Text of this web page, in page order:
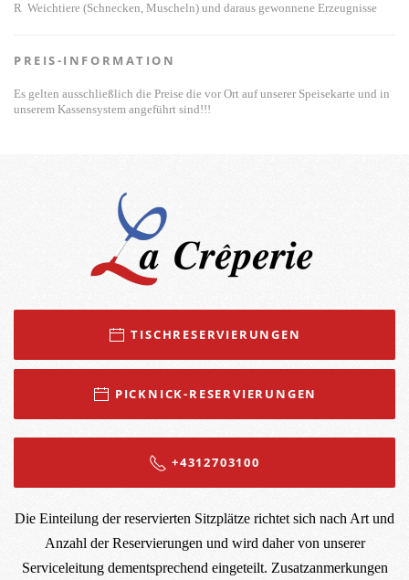
R Weichtiere (Schnecken, Muscheln) und daraus gewonnene Erzeugnisse
PREIS-INFORMATION
Es gelten ausschließlich die Preise die vor Ort auf unserer Speisekarte und in
unserem Kassensystem angeführt sind!!!
TISCHRESERVIERUNGEN
PICKNICK-RESERVIERUNGEN
+4312703100
Die Einteilung der reservierten Sitzplätze richtet sich nach Art und
Anzahl der Reservierungen und wird daher von unserer
Serviceleitung dementsprechend eingeteilt. Zusatzanmerkungen